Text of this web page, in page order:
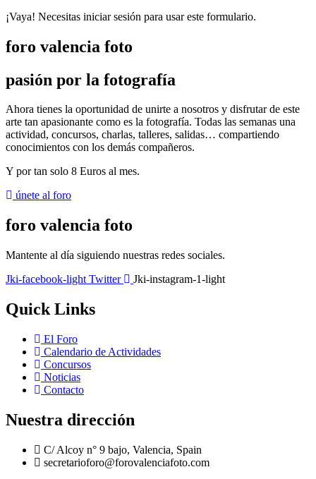
¡Vaya! Necesitas iniciar sesión para usar este formulario.
foro valencia foto
pasión por la fotografía
Ahora tienes la oportunidad de unirte a nosotros y disfrutar de este
arte tan apasionante como es la fotografía. Todas las semanas una
actividad, concursos, charlas, talleres, salidas… compartiendo
conocimientos con los demás compañeros.
Y por tan solo 8 Euros al mes.
únete al foro
foro valencia foto
Mantente al día siguiendo nuestras redes sociales.
Jki-facebook-light Twitter Jki-instagram-1-light
Quick Links
El Foro
Calendario de Actividades
Concursos
Noticias
Contacto
Nuestra dirección
C/ Alcoy n° 9 bajo, Valencia, Spain
secretarioforo@forovalenciafoto.com